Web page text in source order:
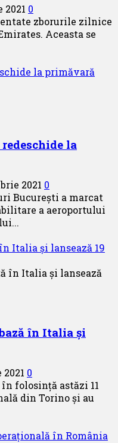
2021 0
zborurile zilnice
Aceasta se
la primăvară
la
2021 0
Bucureşti a marcat
a aeroportului
Italia și lansează 19
în Italia și
0
folosință astăzi 11
din Torino și au
în România